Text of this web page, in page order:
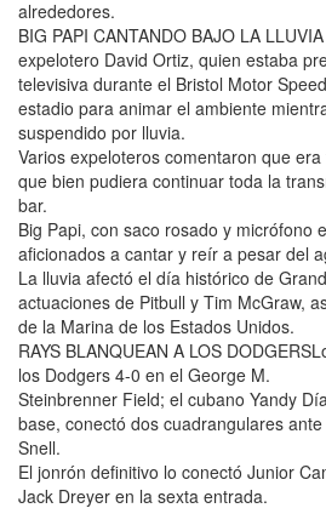
alrededores.
BIG PAPI CANTANDO BAJO LA
expelotero David Ortiz, quien estaba
televisiva durante el Bristol Motor
estadio para animar el ambiente
suspendido por lluvia.
Varios expeloteros comentaron que
que bien pudiera continuar toda la
bar.
Big Papi, con saco rosado y micrófono
aficionados a cantar y reír a pesar del
La lluvia afectó el día histórico de
actuaciones de Pitbull y Tim McGraw,
de la Marina de los Estados Unidos.
RAYS BLANQUEAN A LOS
los Dodgers 4-0 en el George M.
Steinbrenner Field; el cubano Yandy
base, conectó dos cuadrangulares
Snell.
El jonrón definitivo lo conectó Junior
Jack Dreyer en la sexta entrada.